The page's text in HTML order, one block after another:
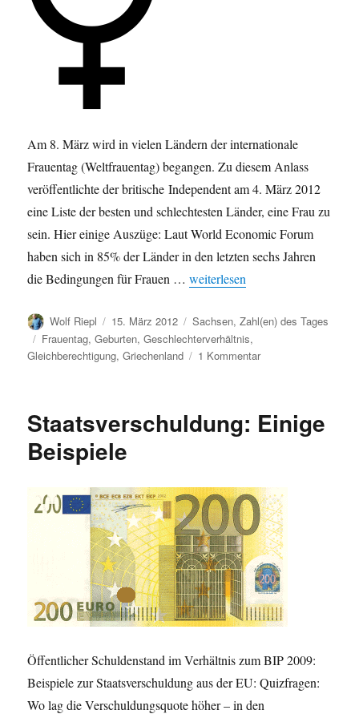
Am 8. März wird in vielen Ländern der internationale
Frauentag (Weltfrauentag) begangen. Zu diesem Anlass
veröffentlichte der britische Independent am 4. März 2012
eine Liste der besten und schlechtesten Länder, eine Frau zu
sein. Hier einige Auszüge: Laut World Economic Forum
haben sich in 85% der Länder in den letzten sechs Jahren
die Bedingungen für Frauen …„Zum Weltfrauentag (8. März):
weiterlesen
Autor
Wolf Riepl
Veröffentlicht
am
15. März 2012 Kategorien
Sachsen,Zahl(en) des Tages
Schlagwörter
Frauentag,Geburten,Geschlechterverhältnis,
Gleichberechtigung,Griechenland 1 Kommentarzu
März):
Länder,
eine
Frau
zu
sein
Staatsverschuldung: Einige
Beispiele
Öffentlicher Schuldenstand im Verhältnis zum BIP 2009:
Beispiele zur Staatsverschuldung aus der EU: Quizfragen:
Wo lag die Verschuldungsquote höher – in den